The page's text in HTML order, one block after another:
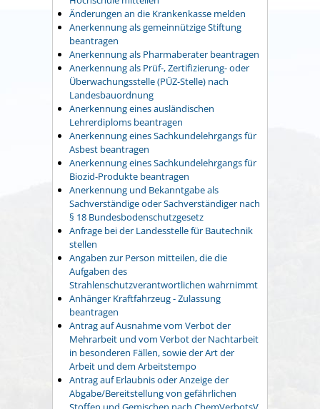
Änderungen an die Krankenkasse melden
Anerkennung als gemeinnützige Stiftung
beantragen
Anerkennung als Pharmaberater beantragen
Anerkennung als Prüf-, Zertifizierung- oder
Überwachungsstelle (PÜZ-Stelle) nach
Landesbauordnung
Anerkennung eines ausländischen
Lehrerdiploms beantragen
Anerkennung eines Sachkundelehrgangs für
Asbest beantragen
Anerkennung eines Sachkundelehrgangs für
Biozid-Produkte beantragen
Anerkennung und Bekanntgabe als
Sachverständige oder Sachverständiger nach
§ 18 Bundesbodenschutzgesetz
Anfrage bei der Landesstelle für Bautechnik
stellen
Angaben zur Person mitteilen, die die
Aufgaben des
Strahlenschutzverantwortlichen wahrnimmt
Anhänger Kraftfahrzeug - Zulassung
beantragen
Antrag auf Ausnahme vom Verbot der
Mehrarbeit und vom Verbot der Nachtarbeit
in besonderen Fällen, sowie der Art der
Arbeit und dem Arbeitstempo
Antrag auf Erlaubnis oder Anzeige der
Abgabe/Bereitstellung von gefährlichen